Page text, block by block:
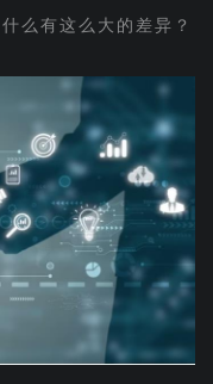
么有这么大的差异？